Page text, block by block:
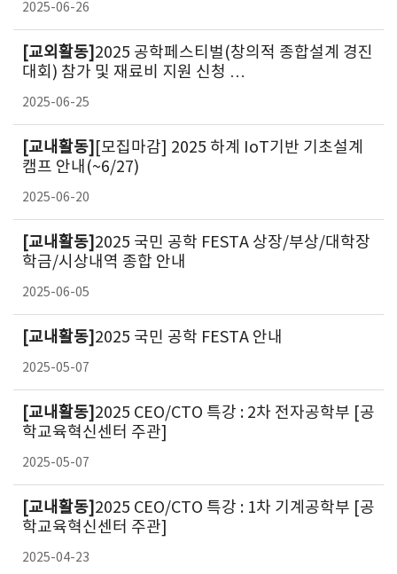
2025-06-26
[교외활동] 2025 공학페스티벌(창의적 종합설계 경진
대회) 참가 및 재료비 지원 신청 …
2025-06-25
[교내활동] [모집마감] 2025 하계 IoT기반 기초설계
캠프 안내(~6/27)
2025-06-20
[교내활동] 2025 국민 공학 FESTA 상장/부상/대학장
학금/시상내역 종합 안내
2025-06-05
[교내활동] 2025 국민 공학 FESTA 안내
2025-05-07
[교내활동] 2025 CEO/CTO 특강 : 2차 전자공학부 [공
학교육혁신센터 주관]
2025-05-07
[교내활동] 2025 CEO/CTO 특강 : 1차 기계공학부 [공
학교육혁신센터 주관]
2025-04-23